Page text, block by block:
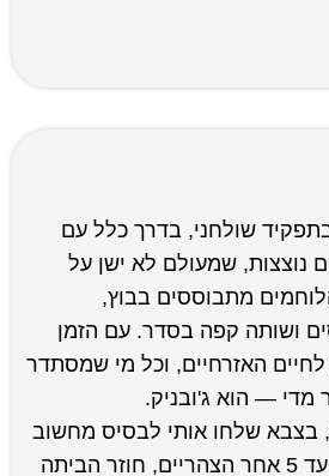
שולחני, בדרך כלל עם
נוצצות, שמעולם לא ישן על
מתבוססים בבוץ,
ושותה קפה בסדר. עם הזמן
האזרחיים, וכל מי שמסתדר
מדי — הוא ג'ובניק.
בצבא שלחו אותי לבסיס מחשוב
בתל אביב, 8 בבוקר עד 5 אחר הצהריים, חוזר הביתה